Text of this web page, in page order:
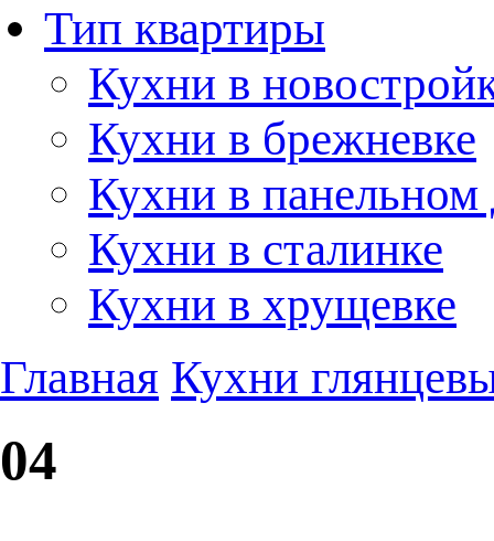
Тип квартиры
Кухни в
Кухни в брежневке
Кухни в панельном
Кухни в сталинке
Кухни в хрущевке
Главная Кухни
04